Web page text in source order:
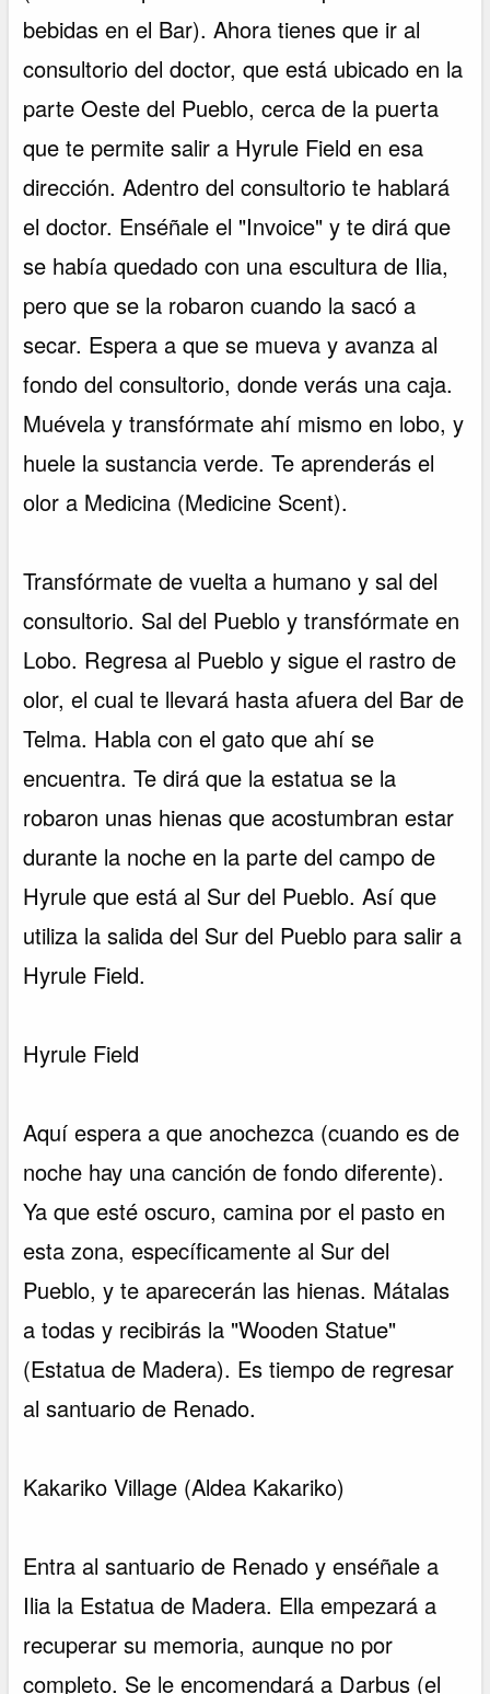
bebidas en el Bar). Ahora tienes que ir al
consultorio del doctor, que está ubicado en la
parte Oeste del Pueblo, cerca de la puerta
que te permite salir a Hyrule Field en esa
dirección. Adentro del consultorio te hablará
el doctor. Enséñale el "Invoice" y te dirá que
se había quedado con una escultura de Ilia,
pero que se la robaron cuando la sacó a
secar. Espera a que se mueva y avanza al
fondo del consultorio, donde verás una caja.
Muévela y transfórmate ahí mismo en lobo, y
huele la sustancia verde. Te aprenderás el
olor a Medicina (Medicine Scent).
Transfórmate de vuelta a humano y sal del
consultorio. Sal del Pueblo y transfórmate en
Lobo. Regresa al Pueblo y sigue el rastro de
olor, el cual te llevará hasta afuera del Bar de
Telma. Habla con el gato que ahí se
encuentra. Te dirá que la estatua se la
robaron unas hienas que acostumbran estar
durante la noche en la parte del campo de
Hyrule que está al Sur del Pueblo. Así que
utiliza la salida del Sur del Pueblo para salir a
Hyrule Field.
Hyrule Field
Aquí espera a que anochezca (cuando es de
noche hay una canción de fondo diferente).
Ya que esté oscuro, camina por el pasto en
esta zona, específicamente al Sur del
Pueblo, y te aparecerán las hienas. Mátalas
a todas y recibirás la "Wooden Statue"
(Estatua de Madera). Es tiempo de regresar
al santuario de Renado.
Kakariko Village (Aldea Kakariko)
Entra al santuario de Renado y enséñale a
Ilia la Estatua de Madera. Ella empezará a
recuperar su memoria, aunque no por
completo. Se le encomendará a Darbus (el